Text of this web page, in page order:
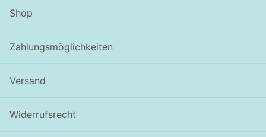
Shop
Zahlungsmöglichkeiten
Versand
Widerrufsrecht